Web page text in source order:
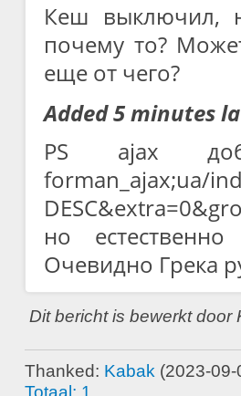
Кеш выключил,
почему то?
еще от чего?
Added 5 minutes
PS ajax
forman_ajax;ua/
но
Очевидно Грека
Dit bericht is bewerkt
Thanked: Kabak (2023-09-
Totaal: 1